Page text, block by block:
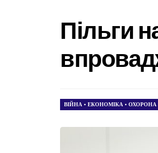
Пільги
ВІЙНА • ЕКОНОМІКА • ОХОРОНА